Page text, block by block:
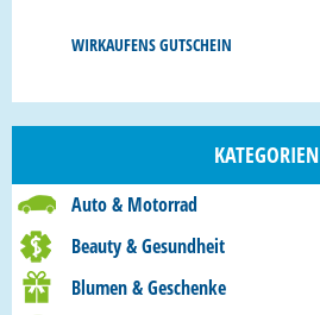
WIRKAUFENS GUTSCHEIN
KATEGORIEN
Auto & Motorrad
Beauty & Gesundheit
Blumen & Geschenke